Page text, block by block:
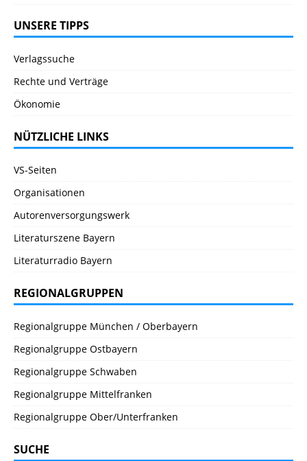
UNSERE TIPPS
Verlagssuche
Rechte und Verträge
Ökonomie
NÜTZLICHE LINKS
VS-Seiten
Organisationen
Autorenversorgungswerk
Literaturszene Bayern
Literaturradio Bayern
REGIONALGRUPPEN
Regionalgruppe München / Oberbayern
Regionalgruppe Ostbayern
Regionalgruppe Schwaben
Regionalgruppe Mittelfranken
Regionalgruppe Ober/Unterfranken
SUCHE